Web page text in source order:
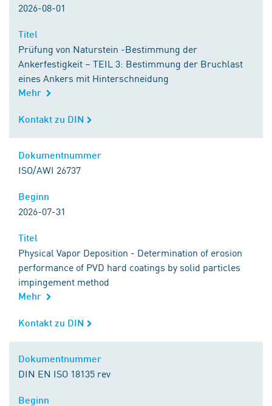
2026-08-01
Titel
Prüfung von Naturstein -Bestimmung der
Ankerfestigkeit – TEIL 3: Bestimmung der Bruchlast
eines Ankers mit Hinterschneidung
Mehr
Kontakt zu DIN
Kontakt zu DIN
Dokumentnummer
ISO/AWI 26737
Beginn
2026-07-31
Titel
Physical Vapor Deposition - Determination of erosion
performance of PVD hard coatings by solid particles
impingement method
Mehr
Kontakt zu DIN
Kontakt zu DIN
Dokumentnummer
DIN EN ISO 18135 rev
Beginn